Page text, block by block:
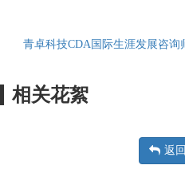
青卓科技CDA国际生涯发展咨询
相关花絮
返